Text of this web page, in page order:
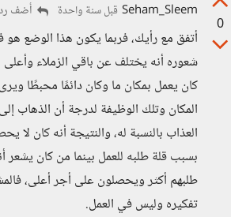
0
Seham_Sleem قبل سنة واحدة أضف
أتفق مع رأيك، فربما يكون هذا الوضع
شعوره أنه يختلف عن باقي الزملاء
كان يعمل بمكان ما وكان دائمًا محبطًا
المكان وتلك الوظيفة لدرجة أن الذهاب
العذاب بالنسبة له، والنتيجة أنه كان
بسبب قلة طلبه للعمل بينما من كان يشعر
طلبهم أكثر ويحصلون على أجر أعلى،
تفكيره وليس في العمل.